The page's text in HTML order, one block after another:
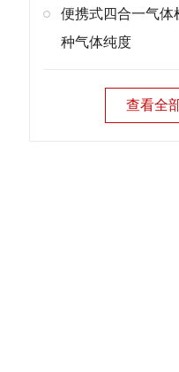
便携式四合一气体
种气体纯度
查看全